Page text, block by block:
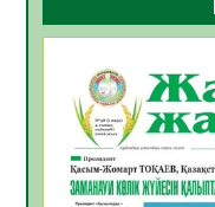
ҚҰРЫЛТАЙ
БАСТАР
06.08.2026
Инфекциялық
жұмыстарының
06.08.2026